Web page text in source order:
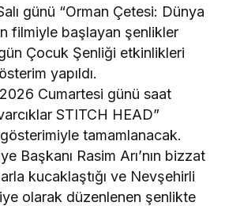
günü “Orman Çetesi: Dünya
filmiyle başlayan şenlikler
Çocuk Şenliği etkinlikleri
yapıldı.
Cumartesi günü saat
STITCH HEAD”
tamamlanacak.
Başkanı Rasim Arı’nın bizzat
kucaklaştığı ve Nevşehirli
olarak düzenlenen şenlikte